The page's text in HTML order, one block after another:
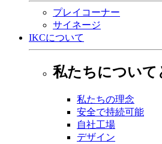
プレイコーナー
サイネージ
IKCについて
私たちについて
私たちの理念
安全で持続可能
自社工場
デザイン